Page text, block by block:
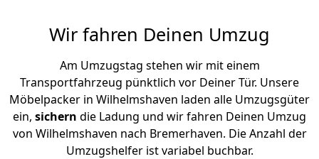
Wir fahren Deinen Umzug
Am Umzugstag stehen wir mit einem
Transportfahrzeug pünktlich vor Deiner Tür. Unsere
Möbelpacker in Wilhelmshaven laden alle Umzugsgüter
ein, sichern die Ladung und wir fahren Deinen Umzug
von Wilhelmshaven nach Bremer­haven. Die Anzahl der
Umzugshelfer ist variabel buchbar.